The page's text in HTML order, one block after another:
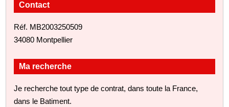
Contact
Réf. MB2003250509
34080 Montpellier
Ma recherche
Je recherche tout type de contrat, dans toute la France,
dans le Batiment.